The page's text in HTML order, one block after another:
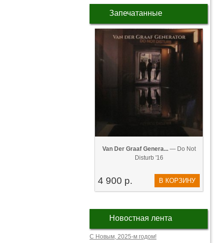
Запечатанные
Van Der Graaf Genera...— Do Not
Disturb '16
4 900 р. В КОРЗИНУ
Новостная лента
С Новым, 2025-м годом!